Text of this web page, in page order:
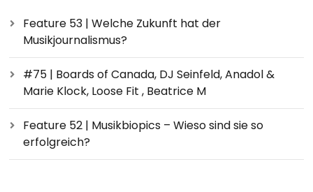
Feature 53 | Welche Zukunft hat der
Musikjournalismus?
#75 | Boards of Canada, DJ Seinfeld, Anadol &
Marie Klock, Loose Fit , Beatrice M
Feature 52 | Musikbiopics – Wieso sind sie so
erfolgreich?